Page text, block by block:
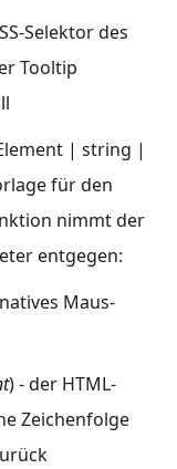
Selektor des
Tooltip
| string |
für den
nimmt der
entgegen:
Maus-
) - der HTML-
Zeichenfolge